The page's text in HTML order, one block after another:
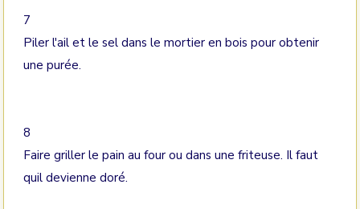
7
Piler l'ail et le sel dans le mortier en bois pour obtenir
une purée.
8
Faire griller le pain au four ou dans une friteuse. Il faut
quil devienne doré.